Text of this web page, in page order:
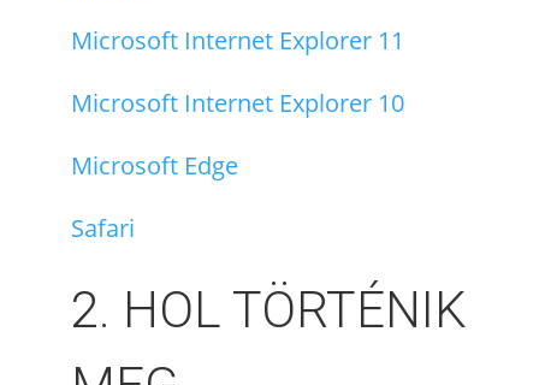
Microsoft Internet Explorer 11
Microsoft Internet Explorer 10
Microsoft Edge
Safari
2. HOL TÖRTÉNIK